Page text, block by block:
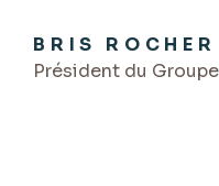
BRIS ROCHER
Président du